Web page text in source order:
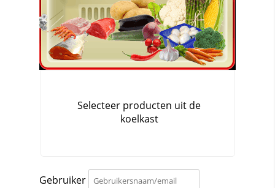
Gebruiker